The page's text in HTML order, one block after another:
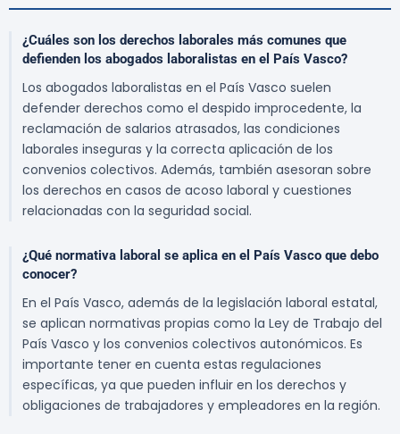
¿Cuáles son los derechos laborales más comunes que
defienden los abogados laboralistas en el País Vasco?
Los abogados laboralistas en el País Vasco suelen
defender derechos como el despido improcedente, la
reclamación de salarios atrasados, las condiciones
laborales inseguras y la correcta aplicación de los
convenios colectivos. Además, también asesoran sobre
los derechos en casos de acoso laboral y cuestiones
relacionadas con la seguridad social.
¿Qué normativa laboral se aplica en el País Vasco que debo
conocer?
En el País Vasco, además de la legislación laboral estatal,
se aplican normativas propias como la Ley de Trabajo del
País Vasco y los convenios colectivos autonómicos. Es
importante tener en cuenta estas regulaciones
específicas, ya que pueden influir en los derechos y
obligaciones de trabajadores y empleadores en la región.